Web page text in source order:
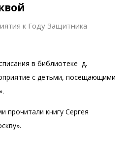
к Году Защитника
в библиотеке д.
с детьми, посещающими
прочитали книгу Сергея